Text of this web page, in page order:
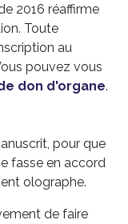
2016 réaffirme
Toute
au
pouvez vous
don d'organe.
pour que
fasse en accord
olographe.
de faire